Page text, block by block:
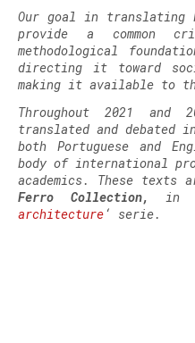
Our goal in
provide a common
methodological
directing it toward
making it available to
Throughout 2021 and
translated and debated
both Portuguese and
body of international
academics. These
Ferro Collection, in
architecture‘ serie.